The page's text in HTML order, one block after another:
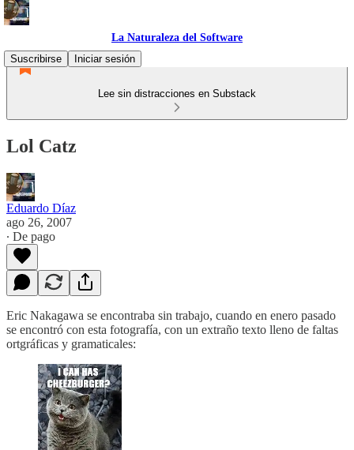
La Naturaleza del Software
Suscribirse
Iniciar sesión
Lee sin distracciones en Substack
Lol Catz
Eduardo Díaz
ago 26, 2007
∙ De pago
Eric Nakagawa se encontraba sin trabajo, cuando en enero pasado
se encontró con esta fotografía, con un extraño texto lleno de faltas
ortgráficas y gramaticales: